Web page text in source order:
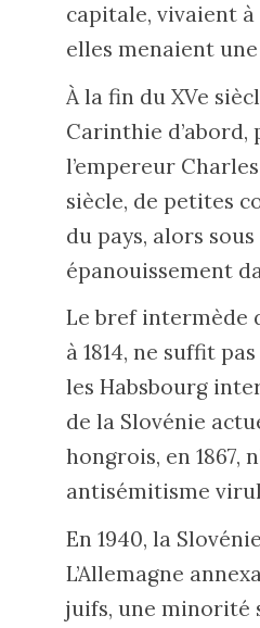
capitale, vivaient
elles menaient
À la fin du XVe
Carinthie
l’empereur
siècle, de petites
du pays, alors
épanouissement
Le bref intermède
à 1814, ne suffit
les Habsbourg
de la Slovénie
hongrois, en 1867,
antisémitisme
En 1940, la
L’Allemagne
juifs, une minorité